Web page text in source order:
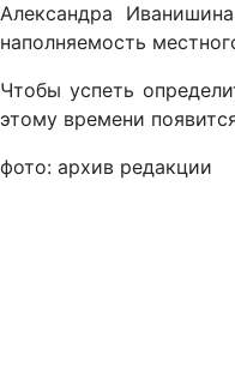
Александра
наполняемость
Чтобы успеть
этому времени
фото: архив редакции